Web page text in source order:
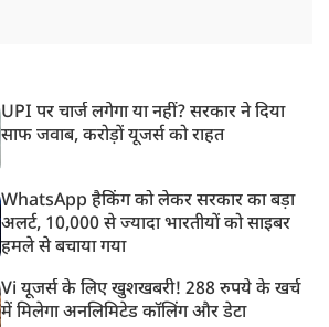
UPI पर चार्ज लगेगा या नहीं? सरकार ने दिया
साफ जवाब, करोड़ों यूजर्स को राहत
WhatsApp हैकिंग को लेकर सरकार का बड़ा
अलर्ट, 10,000 से ज्यादा भारतीयों को साइबर
हमले से बचाया गया
Vi यूजर्स के लिए खुशखबरी! 288 रुपये के खर्च
में मिलेगा अनलिमिटेड कॉलिंग और डेटा